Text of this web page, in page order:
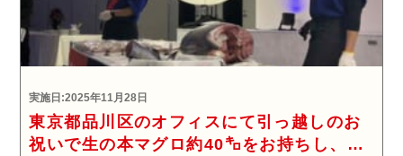
実施日:2025年11月28日
東京都品川区のオフィスにて引っ越しのお
祝いで生の本マグロ約40㌔をお持ちし、マ